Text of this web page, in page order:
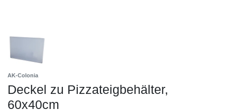
AK-Colonia
Deckel zu Pizzateigbehälter,
60x40cm